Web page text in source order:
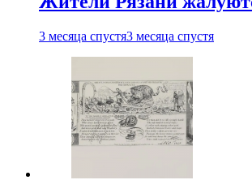
3 месяца спустя3 месяца спустя